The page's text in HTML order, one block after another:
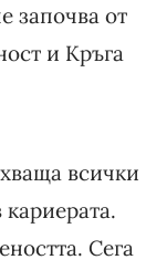
започва от
и Кръга
всички
Сега